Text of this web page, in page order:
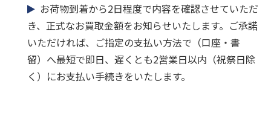
お荷物到着から2日程度で内容を確認させていただ
き、正式なお買取金額をお知らせいたします。ご承諾
いただければ、ご指定の支払い方法で（口座・書
留）へ最短で即日、遅くとも2営業日以内（祝祭日除
く）にお支払い手続きをいたします。